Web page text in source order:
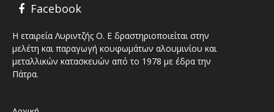
Facebook
Η εταιρεία Λυριντζής Ο. Ε δραστηριοποιείται στην
μελέτη και παραγωγή κουφωμάτων αλουμινίου και
μεταλλικών κατασκευών από το 1978 με έδρα την
Πάτρα.